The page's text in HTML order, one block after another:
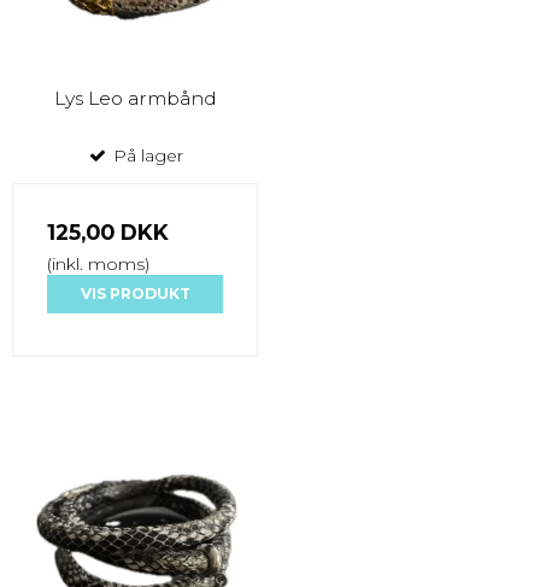
Lys Leo armbånd
På lager
125,00 DKK
(inkl. moms)
VIS PRODUKT